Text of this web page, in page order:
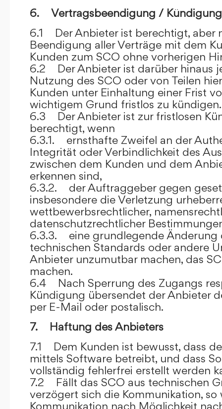
6. Vertragsbeendigung / Kündigung
6.1 Der Anbieter ist berechtigt, aber
Beendigung aller Verträge mit dem
Kunden zum SCO ohne vorherigen
6.2 Der Anbieter ist darüber hinaus
Nutzung des SCO oder von Teilen
Kunden unter Einhaltung einer Frist
wichtigem Grund fristlos zu kündigen.
6.3 Der Anbieter ist zur fristlosen
berechtigt, wenn
6.3.1. ernsthafte Zweifel an der
Integrität oder Verbindlichkeit des
zwischen dem Kunden und dem
erkennen sind,
6.3.2. der Auftraggeber gegen
insbesondere die Verletzung
wettbewerbsrechtlicher,
datenschutzrechtlicher
6.3.3. eine grundlegende Änderung
technischen Standards oder andere
Anbieter unzumutbar machen, das
machen.
6.4 Nach Sperrung des Zugangs
Kündigung übersendet der Anbieter
per E-Mail oder postalisch.
7. Haftung des Anbieters
7.1 Dem Kunden ist bewusst, dass
mittels Software betreibt, und dass
vollständig fehlerfrei erstellt werden
7.2 Fällt das SCO aus technischen
verzögert sich die Kommunikation, so
Kommunikation nach Möglichkeit